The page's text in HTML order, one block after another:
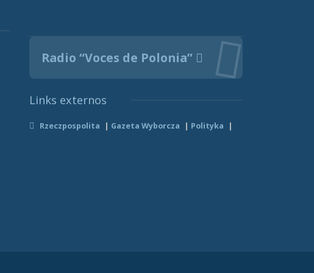
Radio “Voces de Polonia”
Links externos
Rzeczpospolita Gazeta Wyborcza Polityka